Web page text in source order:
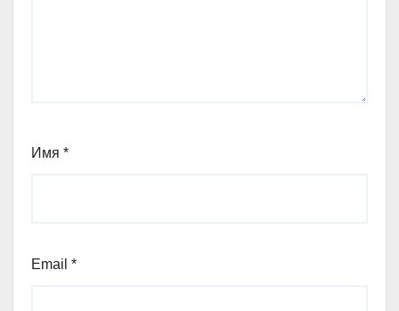
Имя *
Email *